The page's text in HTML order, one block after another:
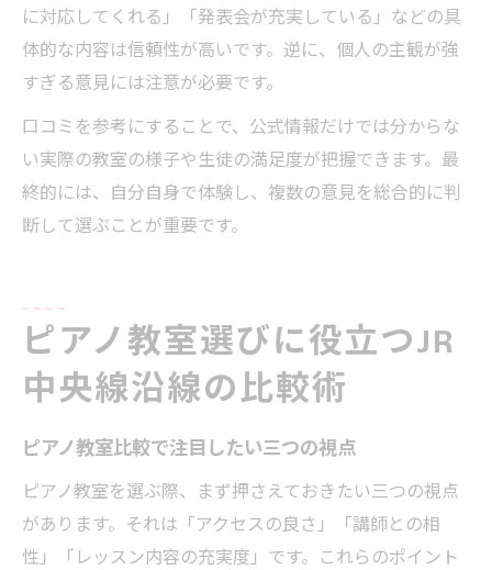
に対応してくれる」「発表会が充実している」などの具
体的な内容は信頼性が高いです。逆に、個人の主観が強
すぎる意見には注意が必要です。
口コミを参考にすることで、公式情報だけでは分からな
い実際の教室の様子や生徒の満足度が把握できます。最
終的には、自分自身で体験し、複数の意見を総合的に判
断して選ぶことが重要です。
ピアノ教室選びに役立つJR
中央線沿線の比較術
ピアノ教室比較で注目したい三つの視点
ピアノ教室を選ぶ際、まず押さえておきたい三つの視点
があります。それは「アクセスの良さ」「講師との相
性」「レッスン内容の充実度」です。これらのポイント